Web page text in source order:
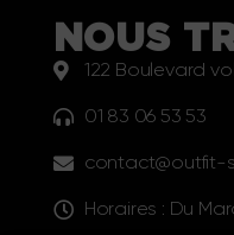
NOUS
122 Boulevard
01 83 06 53 53
contact@outfit-
Horaires : Du